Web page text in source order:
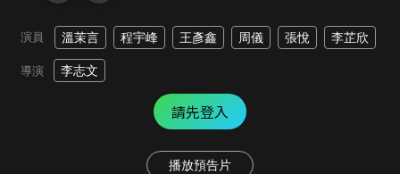
演員 溫茉言 程宇峰 王彥鑫 周儀 張悅 李芷欣
導演 李志文
請先登入
播放預告片